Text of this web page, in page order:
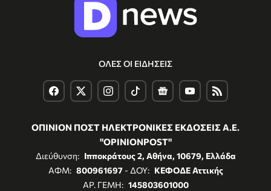
ΟΛΕΣ ΟΙ ΕΙΔΗΣΕΙΣ
ΟΠΙΝΙΟΝ ΠΟΣΤ ΗΛΕΚΤΡΟΝΙΚΕΣ ΕΚΔΟΣΕΙΣ Α.Ε.
"OPINIONPOST"
Διεύθυνση: Ιπποκράτους 2, Αθήνα, 10679, Ελλάδα
ΑΦΜ: 800961697- ΔΟΥ: ΚΕΦΟΔΕ Αττικής
ΑΡ. ΓΕΜΗ: 145803601000